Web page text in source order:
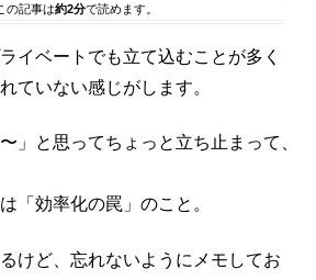
の記事は約2分で読めます。
イベートでも立て込むことが多く
ていない感じがします。
」と思ってちょっと立ち止まって、
「効率化の罠」のこと。
けど、忘れないようにメモしてお